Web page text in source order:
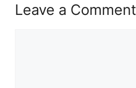
Leave a Comment